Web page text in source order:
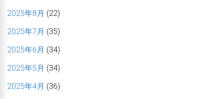
2025年8月 (22)
2025年7月 (35)
2025年6月 (34)
2025年5月 (34)
2025年4月 (36)